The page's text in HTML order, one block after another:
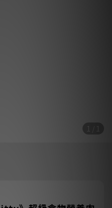
1 / 1